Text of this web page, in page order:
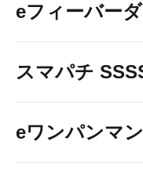
eフィーバー
スマパチ
eワンパンマ